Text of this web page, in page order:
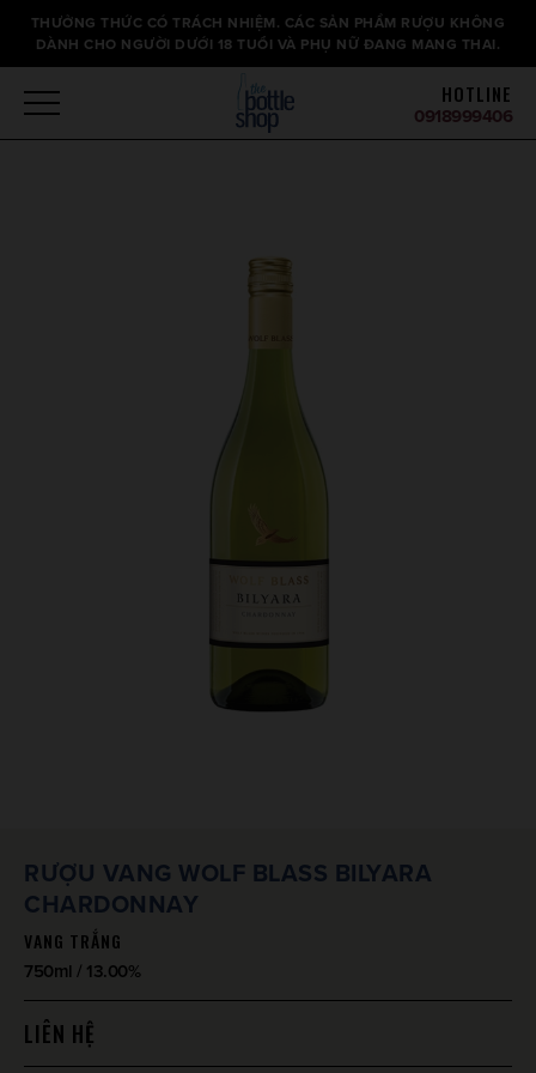
THƯỞNG THỨC CÓ TRÁCH NHIỆM. CÁC SẢN PHẨM RƯỢU KHÔNG
DÀNH CHO NGƯỜI DƯỚI 18 TUỔI VÀ PHỤ NỮ ĐANG MANG THAI.
HOTLINE
0918999406
RƯỢU VANG WOLF BLASS BILYARA
CHARDONNAY
VANG TRẮNG
750ml / 13.00%
LIÊN HỆ